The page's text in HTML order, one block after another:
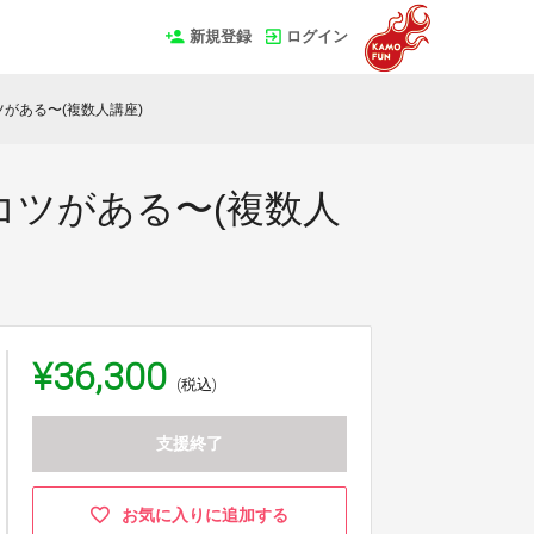
新規登録 ログイン
ある〜(複数人講座)
がある〜(複数人
¥36,300 (税込)
支援終了
お気に入りに追加する